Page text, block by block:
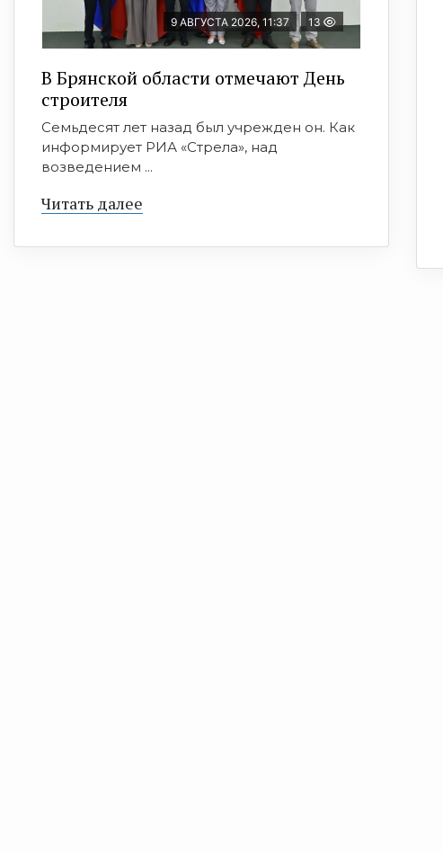
9 АВГУСТА 2026, 11:37 13
В Брянской области отмечают День
строителя
Семьдесят лет назад был учрежден он. Как
информирует РИА «Стрела», над
возведением ...
Читать далее